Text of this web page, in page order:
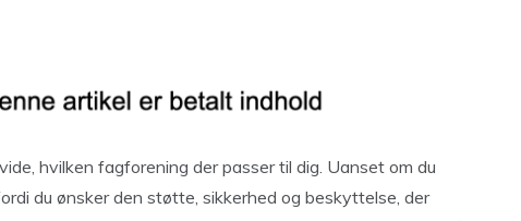
hvilken fagforening der passer til dig. Uanset om du
du ønsker den støtte, sikkerhed og beskyttelse, der